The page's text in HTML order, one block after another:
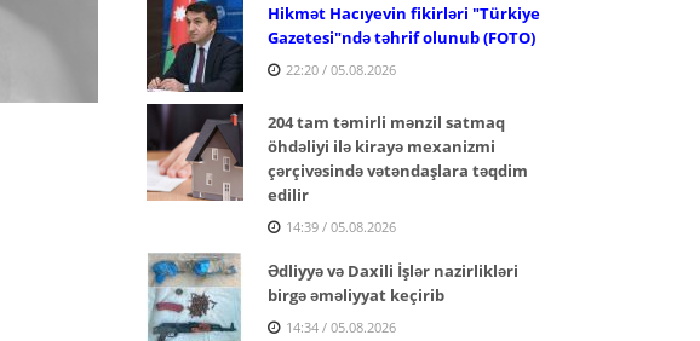
Hikmət Hacıyevin fikirləri "Türkiye
Gazetesi"ndə təhrif olunub (FOTO)
22:20 / 05.08.2026
204 tam təmirli mənzil satmaq
öhdəliyi ilə kirayə mexanizmi
çərçivəsində vətəndaşlara təqdim
edilir
14:39 / 05.08.2026
Ədliyyə və Daxili İşlər nazirlikləri
birgə əməliyyat keçirib
14:34 / 05.08.2026